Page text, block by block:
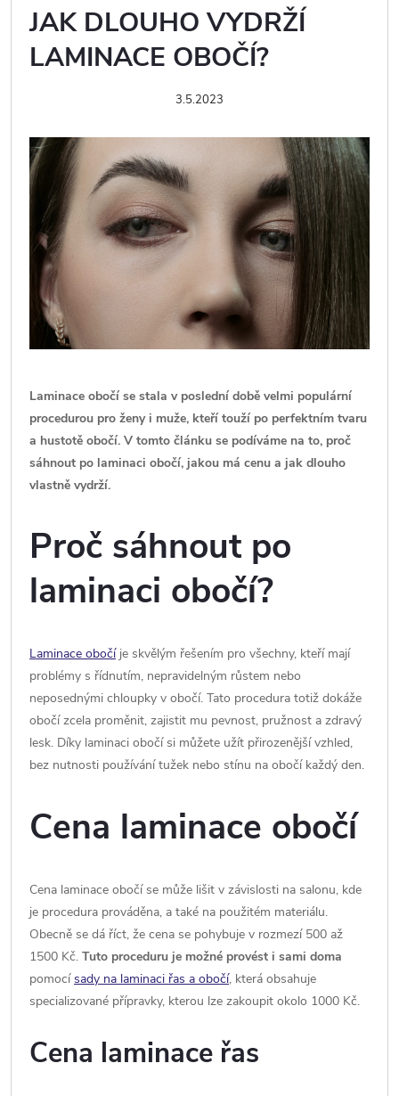
JAK DLOUHO VYDRŽÍ
LAMINACE OBOČÍ?
3.5.2023
Laminace obočí se stala v poslední době velmi populární
procedurou pro ženy i muže, kteří touží po perfektním tvaru
a hustotě obočí. V tomto článku se podíváme na to, proč
sáhnout po laminaci obočí, jakou má cenu a jak dlouho
vlastně vydrží.
Proč sáhnout po
laminaci obočí?
Laminace obočíje skvělým řešením pro všechny, kteří mají
problémy s řídnutím, nepravidelným růstem nebo
neposednými chloupky v obočí. Tato procedura totiž dokáže
obočí zcela proměnit, zajistit mu pevnost, pružnost a zdravý
lesk. Díky laminaci obočí si můžete užít přirozenější vzhled,
bez nutnosti používání tužek nebo stínu na obočí každý den.
Cena laminace obočí
Cena laminace obočí se může lišit v závislosti na salonu, kde
je procedura prováděna, a také na použitém materiálu.
Obecně se dá říct, že cena se pohybuje v rozmezí 500 až
1500 Kč. Tuto proceduru je možné provést i sami doma
pomocísady na laminaci řas a obočí, která obsahuje
specializované přípravky, kterou lze zakoupit okolo 1000 Kč.
Cena laminace řas